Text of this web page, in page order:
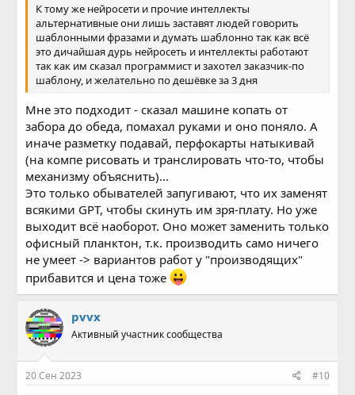
К тому же нейросети и прочие интеллекты
альтернативные они лишь заставят людей говорить
шаблонными фразами и думать шаблонно так как всё
это дичайшая дурь нейросеть и интеллекты работают
так как им сказал программист и захотел заказчик-по
шаблону, и желательно по дешёвке за 3 дня
Мне это подходит - сказал машине копать от
забора до обеда, помахал руками и оно поняло. А
иначе разметку подавай, перфокарты натыкивай
(на компе рисовать и транслировать что-то, чтобы
механизму объяснить)...
Это только обывателей запугивают, что их заменят
всякими GPT, чтобы скинуть им зря-плату. Но уже
выходит всё наоборот. Оно может заменить только
офисный планктон, т.к. производить само ничего
не умеет -> вариантов работ у "производящих"
прибавится и цена тоже
pvvx
Активный участник сообщества
20 Сен 2023 #10